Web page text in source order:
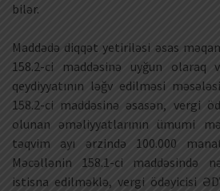
bilər.
Maddədə diqqət yetiriləsi əsas
158.2-ci maddəsinə uyğun olaraq
qeydiyyatının ləğv edilməsi
158.2-ci maddəsinə əsasən, vergi
olunan əməliyyatlarının ümumi
təqvim ayı ərzində 100.000
Məcəllənin 158.1-ci maddəsində
istisna edilməklə, vergi ödəyicisi